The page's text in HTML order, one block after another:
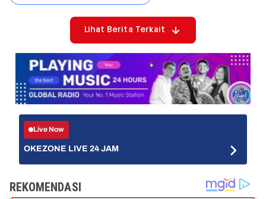
Lihat Berita Terkait
Live Now
OKEZONE LIVE 24 JAM